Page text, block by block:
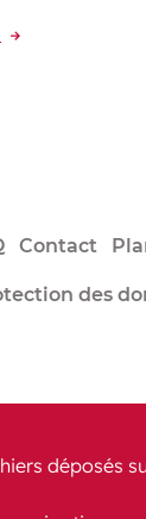
Contact
des
déposés